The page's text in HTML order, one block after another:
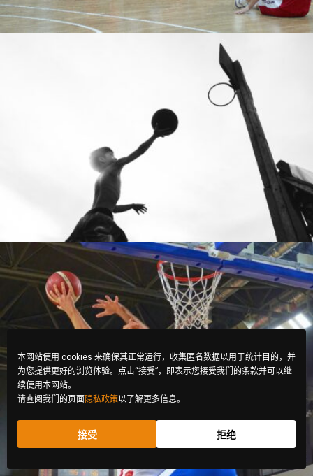
Rey-an Llaguno
本网站使用 cookies 来确保其正常运行，收集匿名数据以用于统计目的，并
为您提供更好的浏览体验。点击“接受”，即表示您接受我们的条款并可以继
续使用本网站。
请查阅我们的页面 隐私政策以了解更多信息。
接受 拒绝